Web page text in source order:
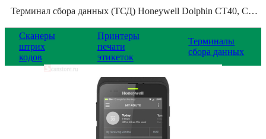
Терминал сбора данных (ТСД) Honeywell Dolphin CT40, CT40-L0N-2SC110E
Сканеры
штрих
кодов
Принтеры
печати
этикеток
Терминалы
сбора данных